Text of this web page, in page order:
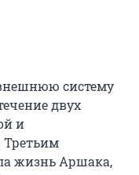
систему
двух
и
Третьим
жизнь Аршака,